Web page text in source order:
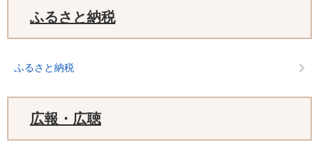
ふるさと納税
ふるさと納税
広報・広聴